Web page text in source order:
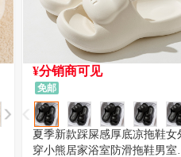
¥分销商可见
免邮
夏季新款踩屎感厚底凉拖鞋女
穿小熊居家浴室防滑拖鞋男室